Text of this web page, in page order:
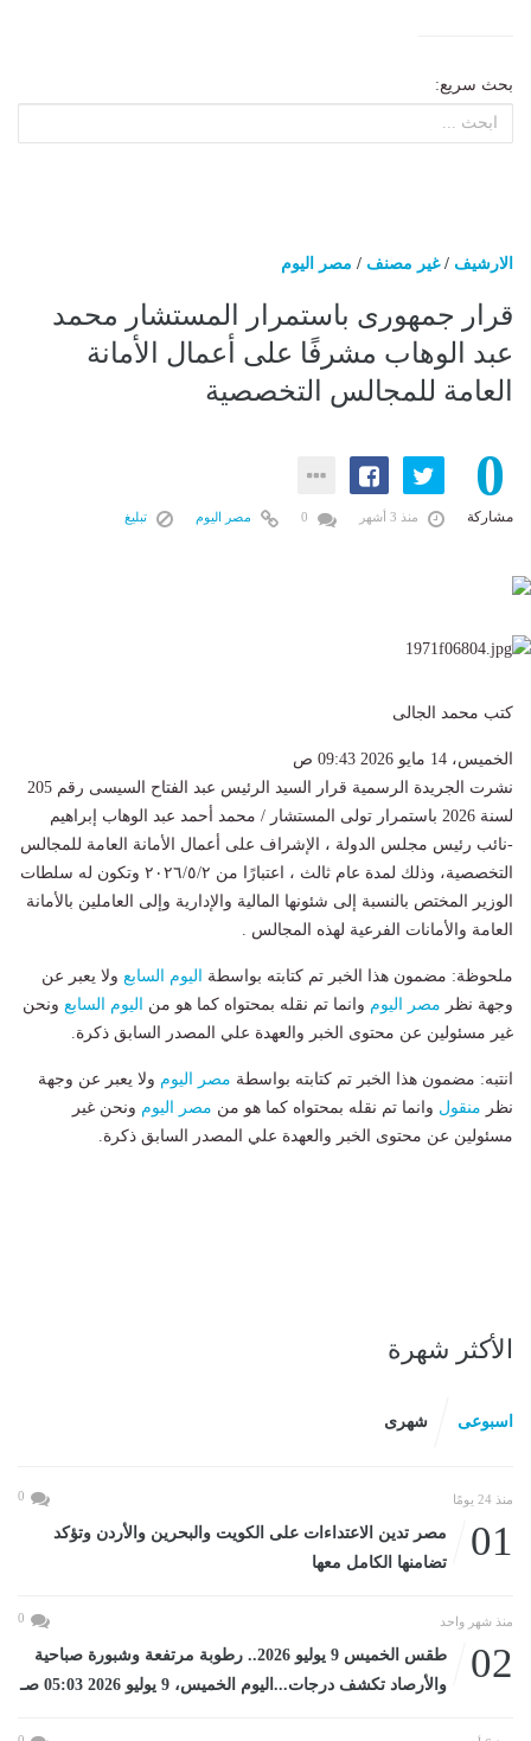
بحث سريع:
الارشيف /غير مصنف / مصر اليوم
قرار جمهورى باستمرار المستشار محمد
عبد الوهاب مشرفًا على أعمال الأمانة
العامة للمجالس التخصصية
0
مشاركة منذ 3 أشهر مصر اليوم تبليغ
كتب محمد الجالى
الخميس، 14 مايو 2026 09:43 ص
نشرت الجريدة الرسمية قرار السيد الرئيس عبد الفتاح السيسى رقم 205
لسنة 2026 باستمرار تولى المستشار / محمد أحمد عبد الوهاب إبراهيم
-نائب رئيس مجلس الدولة ، الإشراف على أعمال الأمانة العامة للمجالس
التخصصية، وذلك لمدة عام ثالث ، اعتبارًا من ٢٠٢٦/٥/٢ وتكون له سلطات
الوزير المختص بالنسبة إلى شئونها المالية والإدارية وإلى العاملين بالأمانة
العامة والأمانات الفرعية لهذه المجالس .
ملحوظة: مضمون هذا الخبر تم كتابته بواسطة اليوم السابع ولا يعبر عن
وجهة نظر مصر اليوم وانما تم نقله بمحتواه كما هو من اليوم السابع ونحن
غير مسئولين عن محتوى الخبر والعهدة علي المصدر السابق ذكرة.
انتبه: مضمون هذا الخبر تم كتابته بواسطة مصر اليوم ولا يعبر عن وجهة
نظر منقول وانما تم نقله بمحتواه كما هو من مصر اليوم ونحن غير
مسئولين عن محتوى الخبر والعهدة علي المصدر السابق ذكرة.
الأكثر شهرة
اسبوعى شهرى
منذ 24 يومًا 0
01
مصر تدين الاعتداءات على الكويت والبحرين والأردن وتؤكد
تضامنها الكامل معها
منذ شهر واحد 0
02
طقس الخميس 9 يوليو 2026.. رطوبة مرتفعة وشبورة صباحية
والأرصاد تكشف درجات...اليوم الخميس، 9 يوليو 2026 05:03 صـ